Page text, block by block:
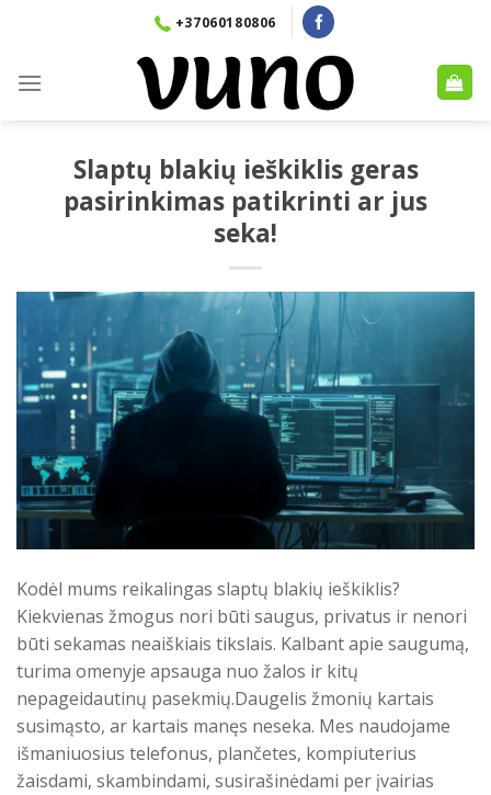
+37060180806
Slaptų blakių ieškiklis geras
pasirinkimas patikrinti ar jus
seka!
Kodėl mums reikalingas slaptų blakių ieškiklis?
Kiekvienas žmogus nori būti saugus, privatus ir nenori
būti sekamas neaiškiais tikslais. Kalbant apie saugumą,
turima omenyje apsauga nuo žalos ir kitų
nepageidautinų pasekmių.Daugelis žmonių kartais
susimąsto, ar kartais manęs neseka. Mes naudojame
išmaniuosius telefonus, plančetes, kompiuterius
žaisdami, skambindami, susirašinėdami per įvairias